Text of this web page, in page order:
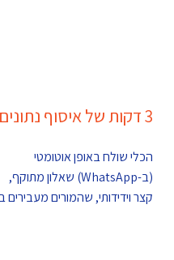
3 דקות של איסוף נתונים
הכלי שולח באופן אוטומטי
(ב-WhatsApp) שאלון מתוקף,
קצר וידידותי, שהמורים מעבירים